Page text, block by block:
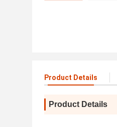
Product Details
Product Details